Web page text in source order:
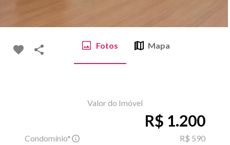
Fotos Mapa
Valor do Imóvel
R$ 1.200
Condomínio*
R$ 590